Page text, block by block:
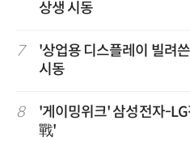
상생 시동
7
'상업용 디스플레이 빌려
시동
8
'게이밍위크' 삼성전자-
戰'